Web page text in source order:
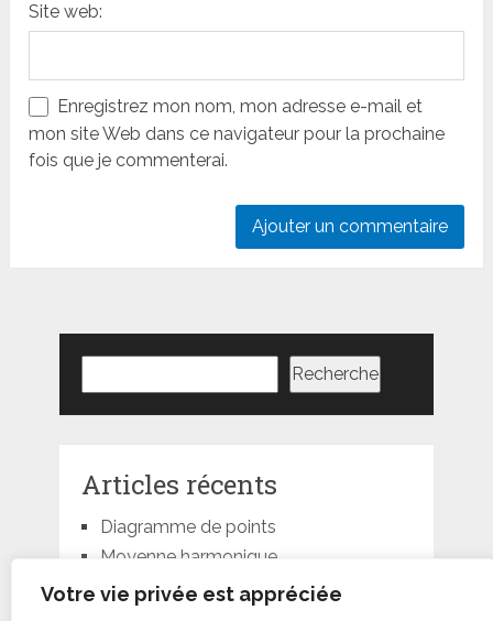
Votre vie privée est appréciée
Site web:
Enregistrez mon nom, mon adresse e-mail et
mon site Web dans ce navigateur pour la prochaine
fois que je commenterai.
Recherche
Articles récents
Diagramme de points
Moyenne harmonique
Moyenne géométrique